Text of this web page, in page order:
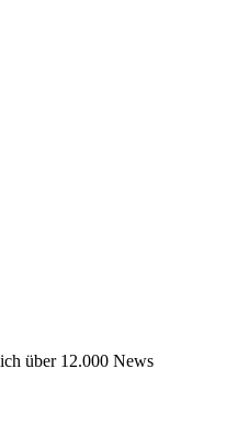
über 12.000 News